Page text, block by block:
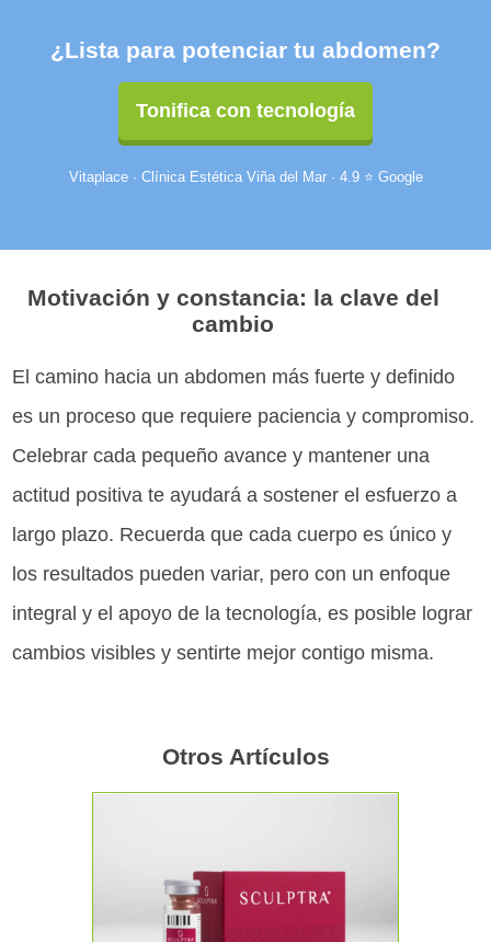
¿Lista para potenciar tu abdomen?
Tonifica con tecnología
Vitaplace · Clínica Estética Viña del Mar · 4.9 ⭐ Google
Motivación y constancia: la clave del
cambio
El camino hacia un abdomen más fuerte y definido
es un proceso que requiere paciencia y compromiso.
Celebrar cada pequeño avance y mantener una
actitud positiva te ayudará a sostener el esfuerzo a
largo plazo. Recuerda que cada cuerpo es único y
los resultados pueden variar, pero con un enfoque
integral y el apoyo de la tecnología, es posible lograr
cambios visibles y sentirte mejor contigo misma.
Otros Artículos